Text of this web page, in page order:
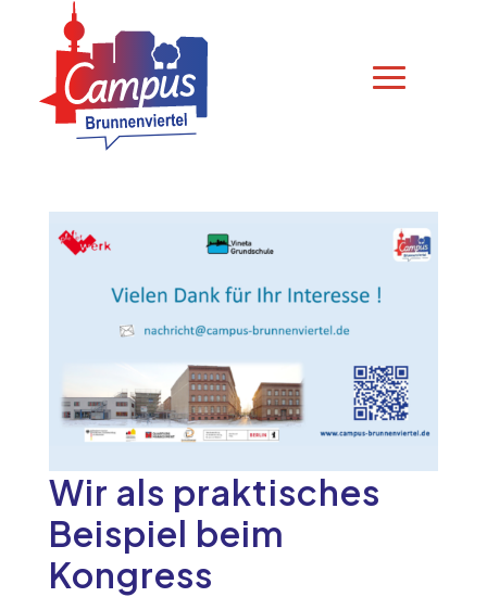
Wir als praktisches
Beispiel beim
Kongress